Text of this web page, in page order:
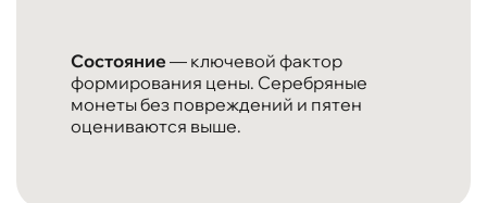
Состояние — ключевой фактор
формирования цены. Серебряные
монеты без повреждений и пятен
оцениваются выше.